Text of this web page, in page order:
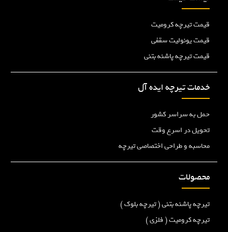
قیمت تیرچه کرومیت
قیمت یونولیت سقفی
قیمت تیرچه پاشنه بتنی
خدمات تیرچه ایده آل
حمل به سراسر کشور
تحویل در اسرع وقت
محاسبه و طراحی اختصاصی تیرچه
محصولات
تیرچه پاشنه بتنی ( تیرچه بلوک )
تیرچه کرومیت ( فلزی )